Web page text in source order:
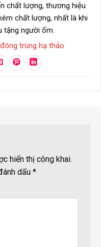
chất lượng, thương hiệu
chất lượng, nhất là khi
tặng người ốm.
trùng hạ thảo
hiển thị công khai.
dấu *